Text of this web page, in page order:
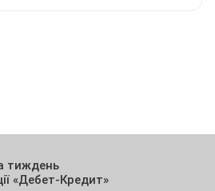
тиждень
«Дебет-Кредит»